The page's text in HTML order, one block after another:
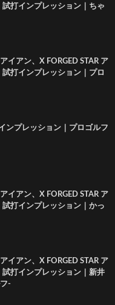
打インプレッション｜ちゃ
イアン、X FORGED STAR ア
打インプレッション｜プロ
ンプレッション｜プロゴルフ
イアン、X FORGED STAR ア
打インプレッション｜かっ
イアン、X FORGED STAR ア
打インプレッション｜新井
-